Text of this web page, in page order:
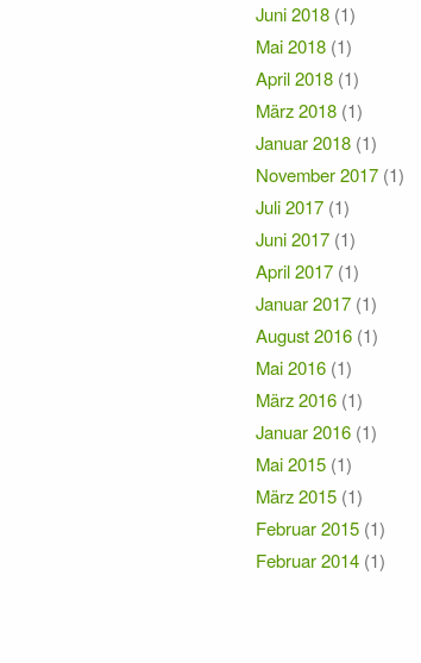
Juni 2018 (1)
Mai 2018 (1)
April 2018 (1)
März 2018 (1)
Januar 2018 (1)
November 2017 (1)
Juli 2017 (1)
Juni 2017 (1)
April 2017 (1)
Januar 2017 (1)
August 2016 (1)
Mai 2016 (1)
März 2016 (1)
Januar 2016 (1)
Mai 2015 (1)
März 2015 (1)
Februar 2015 (1)
Februar 2014 (1)